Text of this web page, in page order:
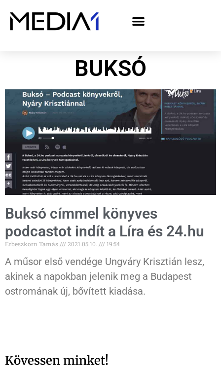
BUKSÓ
Buksó címmel könyves
podcastot indít a Líra és 24.hu
Erbeszkorn Tamás 2021.05.10. 19:54
A műsor első vendége Ungváry Krisztián lesz,
akinek a napokban jelenik meg a Budapest
ostromának új, bővített kiadása.
Kövessen minket!